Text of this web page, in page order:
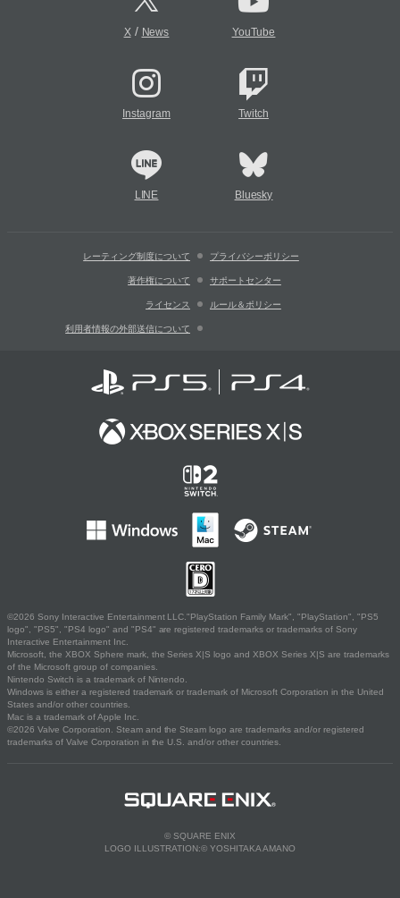
X/ News YouTube
Instagram Twitch
LINE Bluesky
レーティング制度について プライバシーポリシー
著作権について サポートセンター
ライセンス ルール＆ポリシー
利用者情報の外部送信について
©2026 Sony Interactive Entertainment LLC."PlayStation Family Mark", "PlayStation", "PS5
logo", "PS5", "PS4 logo" and "PS4" are registered trademarks or trademarks of Sony
Interactive Entertainment Inc.
Microsoft, the XBOX Sphere mark, the Series X|S logo and XBOX Series X|S are trademarks
of the Microsoft group of companies.
Nintendo Switch is a trademark of Nintendo.
Windows is either a registered trademark or trademark of Microsoft Corporation in the United
States and/or other countries.
Mac is a trademark of Apple Inc.
©2026 Valve Corporation. Steam and the Steam logo are trademarks and/or registered
trademarks of Valve Corporation in the U.S. and/or other countries.
© SQUARE ENIX
LOGO ILLUSTRATION:© YOSHITAKA AMANO